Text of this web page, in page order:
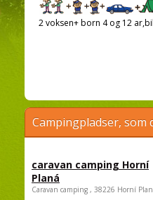
2 voksen+ born 4 og 12
Campingpladser,
caravan camping Horní
Planá
Caravan camping , 38226 Horní